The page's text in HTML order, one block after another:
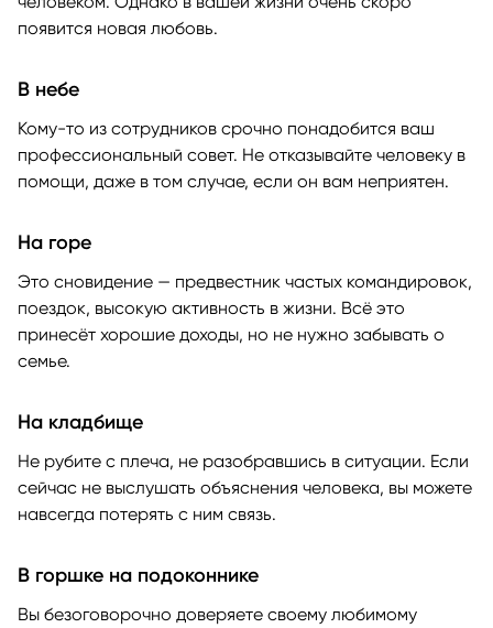
появится новая любовь.
В небе
Кому-то из сотрудников срочно понадобится ваш
профессиональный совет. Не отказывайте человеку в
помощи, даже в том случае, если он вам неприятен.
На горе
Это сновидение — предвестник частых командировок,
поездок, высокую активность в жизни. Всё это
принесёт хорошие доходы, но не нужно забывать о
семье.
На кладбище
Не рубите с плеча, не разобравшись в ситуации. Если
сейчас не выслушать объяснения человека, вы можете
навсегда потерять с ним связь.
В горшке на подоконнике
Вы безоговорочно доверяете своему любимому